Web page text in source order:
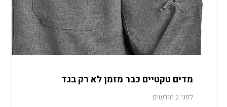
מדים טקטיים כבר מזמן לא רק בגד
לפני 2 חודשים